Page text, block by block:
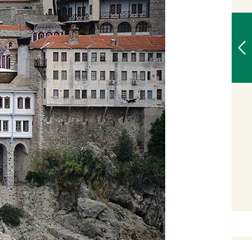
Великомученик Георгий Победоносец. Научись у
святого
Роман Котов